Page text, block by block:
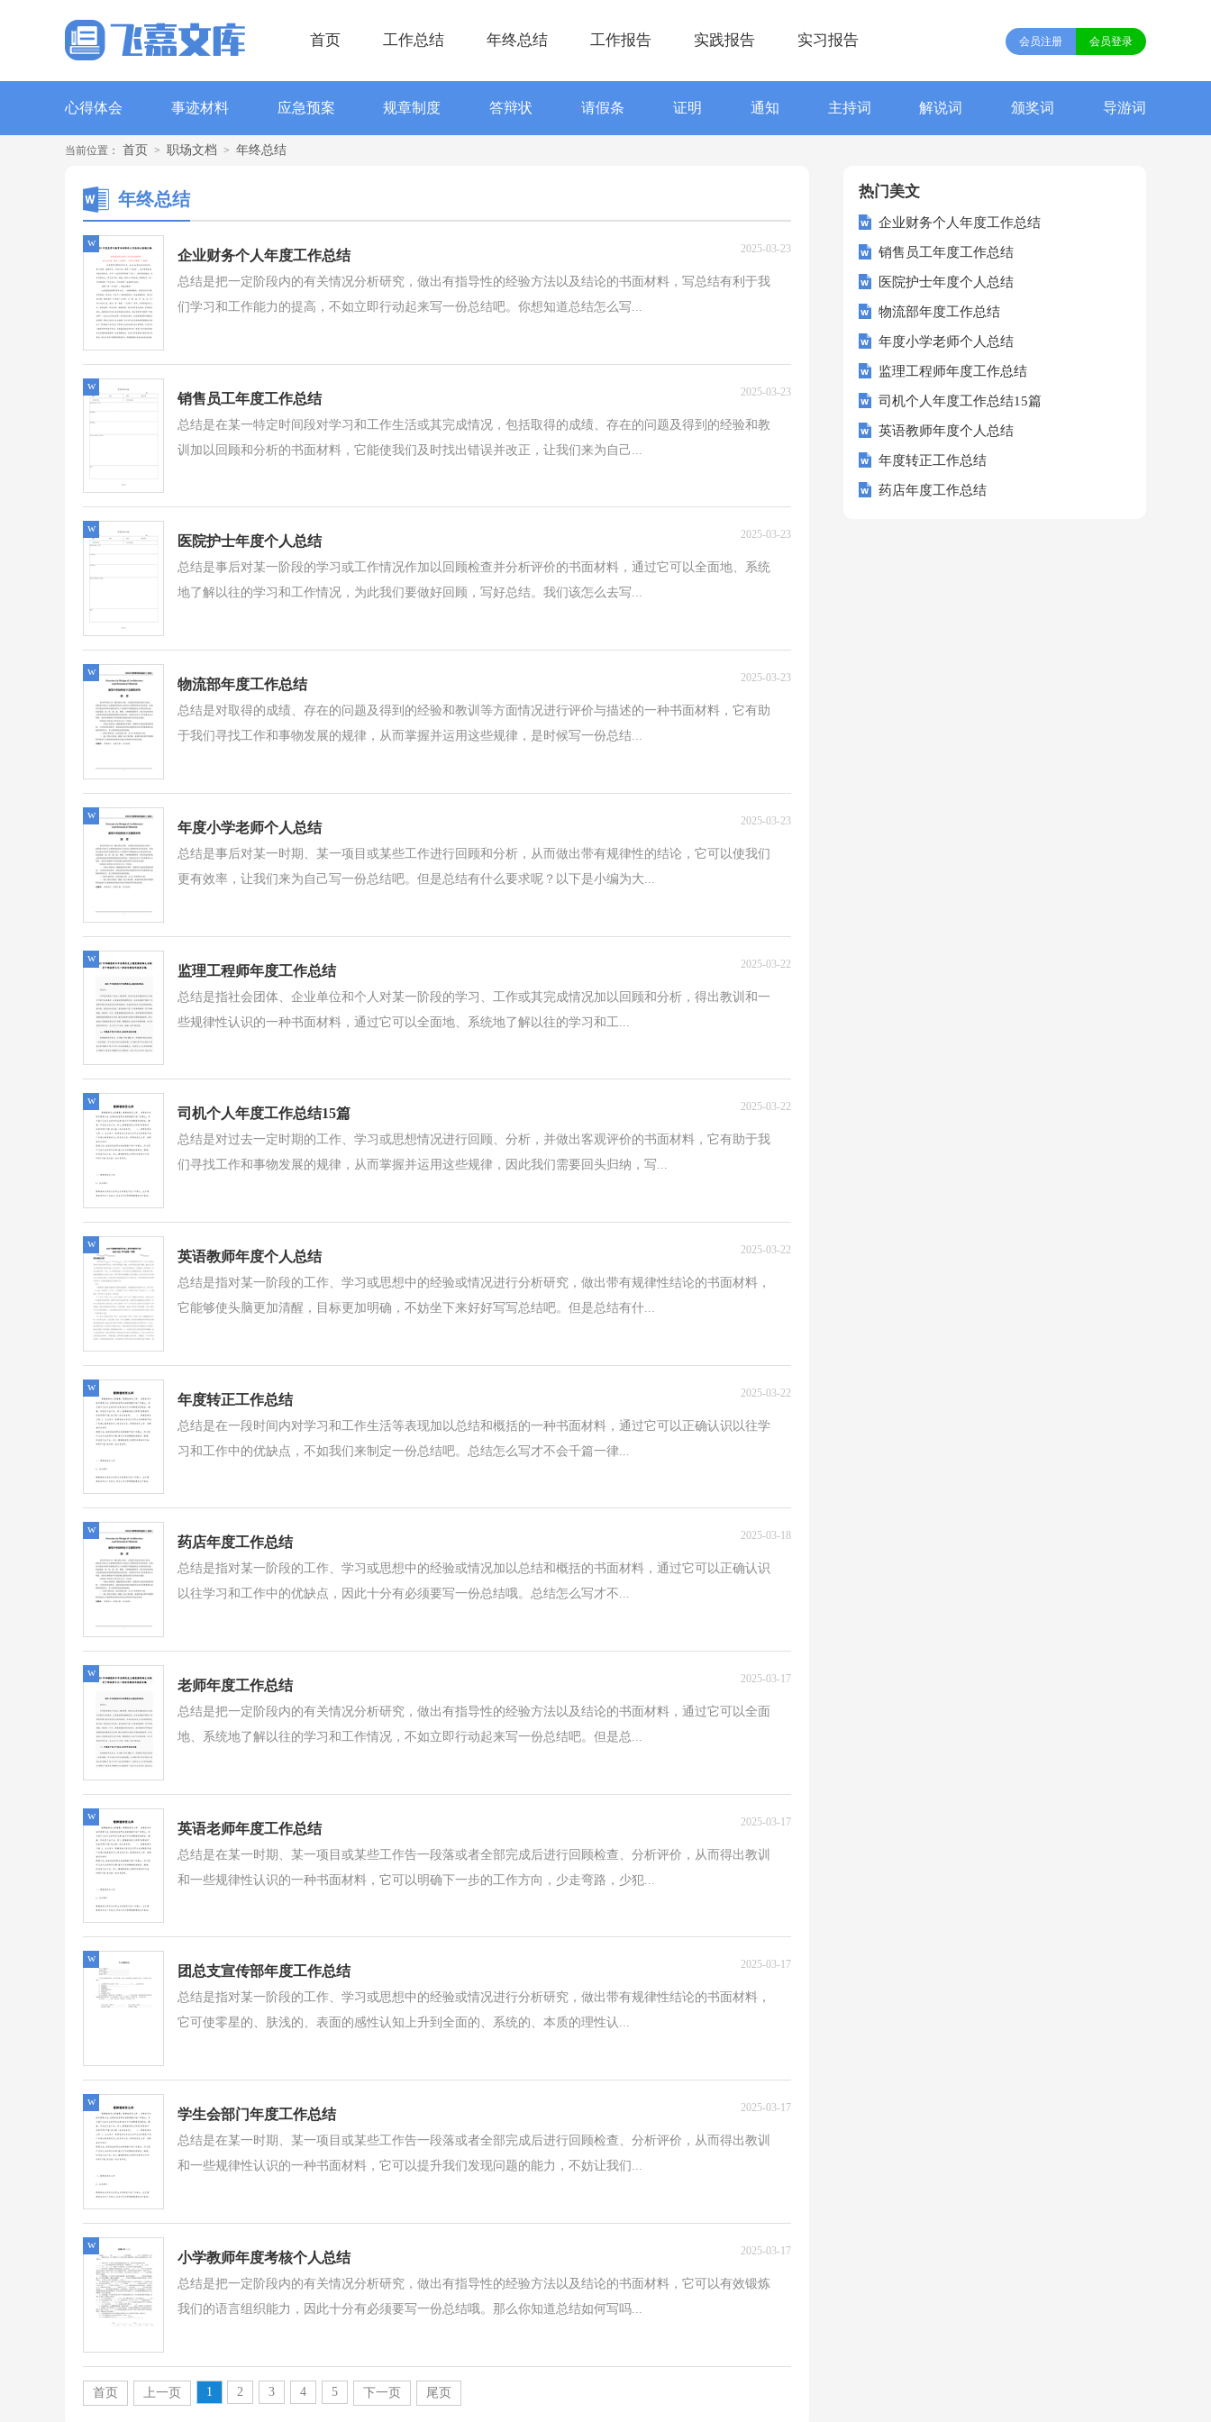
首页 工作总结 年终总结 工作报告 实践报告 实习报告 会员登录
会员注册
心得体会 事迹材料 应急预案 规章制度 答辩状 请假条 证明 通知 主持词 解说词 颁奖词 导游词
当前位置： 首页 > 职场文档 > 年终总结
年终总结
企业财务个人年度工作总结 2025-03-23
总结是把一定阶段内的有关情况分析研究，做出有指导性的经验方法以及结论的书面材料，写总结有利于我
们学习和工作能力的提高，不如立即行动起来写一份总结吧。你想知道总结怎么写...
w
销售员工年度工作总结 2025-03-23
总结是在某一特定时间段对学习和工作生活或其完成情况，包括取得的成绩、存在的问题及得到的经验和教
训加以回顾和分析的书面材料，它能使我们及时找出错误并改正，让我们来为自己...
w
医院护士年度个人总结 2025-03-23
总结是事后对某一阶段的学习或工作情况作加以回顾检查并分析评价的书面材料，通过它可以全面地、系统
地了解以往的学习和工作情况，为此我们要做好回顾，写好总结。我们该怎么去写...
w
物流部年度工作总结 2025-03-23
总结是对取得的成绩、存在的问题及得到的经验和教训等方面情况进行评价与描述的一种书面材料，它有助
于我们寻找工作和事物发展的规律，从而掌握并运用这些规律，是时候写一份总结...
w
年度小学老师个人总结 2025-03-23
总结是事后对某一时期、某一项目或某些工作进行回顾和分析，从而做出带有规律性的结论，它可以使我们
更有效率，让我们来为自己写一份总结吧。但是总结有什么要求呢？以下是小编为大...
w
监理工程师年度工作总结 2025-03-22
总结是指社会团体、企业单位和个人对某一阶段的学习、工作或其完成情况加以回顾和分析，得出教训和一
些规律性认识的一种书面材料，通过它可以全面地、系统地了解以往的学习和工...
w
司机个人年度工作总结15篇 2025-03-22
总结是对过去一定时期的工作、学习或思想情况进行回顾、分析，并做出客观评价的书面材料，它有助于我
们寻找工作和事物发展的规律，从而掌握并运用这些规律，因此我们需要回头归纳，写...
w
英语教师年度个人总结 2025-03-22
总结是指对某一阶段的工作、学习或思想中的经验或情况进行分析研究，做出带有规律性结论的书面材料，
它能够使头脑更加清醒，目标更加明确，不妨坐下来好好写写总结吧。但是总结有什...
w
年度转正工作总结 2025-03-22
总结是在一段时间内对学习和工作生活等表现加以总结和概括的一种书面材料，通过它可以正确认识以往学
习和工作中的优缺点，不如我们来制定一份总结吧。总结怎么写才不会千篇一律...
w
药店年度工作总结 2025-03-18
总结是指对某一阶段的工作、学习或思想中的经验或情况加以总结和概括的书面材料，通过它可以正确认识
以往学习和工作中的优缺点，因此十分有必须要写一份总结哦。总结怎么写才不...
w
老师年度工作总结 2025-03-17
总结是把一定阶段内的有关情况分析研究，做出有指导性的经验方法以及结论的书面材料，通过它可以全面
地、系统地了解以往的学习和工作情况，不如立即行动起来写一份总结吧。但是总...
w
英语老师年度工作总结 2025-03-17
总结是在某一时期、某一项目或某些工作告一段落或者全部完成后进行回顾检查、分析评价，从而得出教训
和一些规律性认识的一种书面材料，它可以明确下一步的工作方向，少走弯路，少犯...
w
团总支宣传部年度工作总结 2025-03-17
总结是指对某一阶段的工作、学习或思想中的经验或情况进行分析研究，做出带有规律性结论的书面材料，
它可使零星的、肤浅的、表面的感性认知上升到全面的、系统的、本质的理性认...
w
学生会部门年度工作总结 2025-03-17
总结是在某一时期、某一项目或某些工作告一段落或者全部完成后进行回顾检查、分析评价，从而得出教训
和一些规律性认识的一种书面材料，它可以提升我们发现问题的能力，不妨让我们...
w
小学教师年度考核个人总结 2025-03-17
总结是把一定阶段内的有关情况分析研究，做出有指导性的经验方法以及结论的书面材料，它可以有效锻炼
我们的语言组织能力，因此十分有必须要写一份总结哦。那么你知道总结如何写吗...
w
首页 上一页 1 2 3 4 5 下一页 尾页
热门美文
企业财务个人年度工作总结
销售员工年度工作总结
医院护士年度个人总结
物流部年度工作总结
年度小学老师个人总结
监理工程师年度工作总结
司机个人年度工作总结15篇
英语教师年度个人总结
年度转正工作总结
药店年度工作总结